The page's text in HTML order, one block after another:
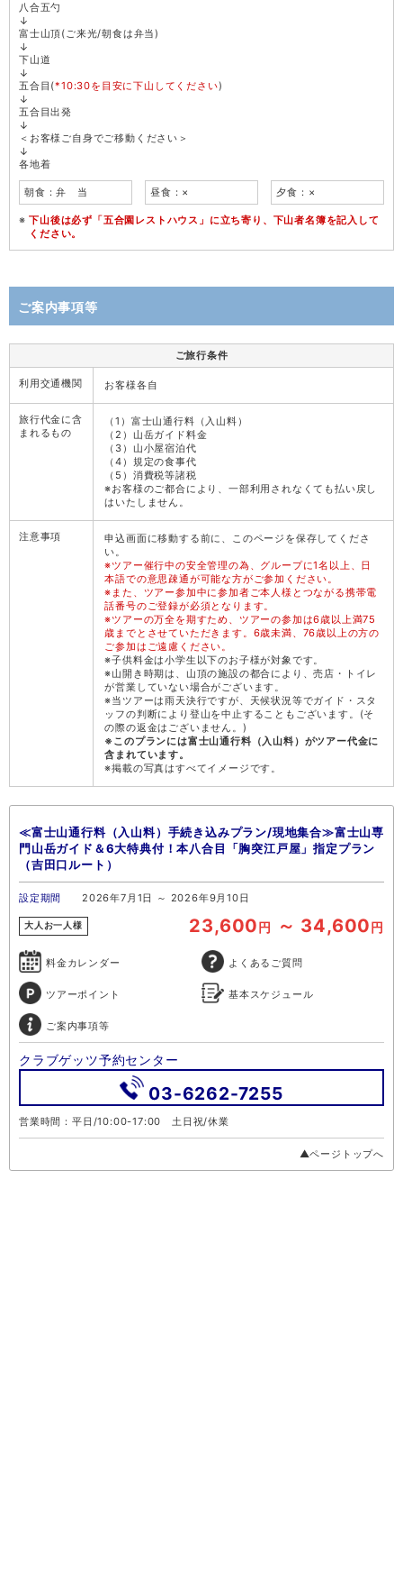
八合五勺
↓
富士山頂(ご来光/朝食は弁当)
↓
下山道
↓
五合目(*10:30を目安に下山してください)
↓
五合目出発
↓
＜お客様ご自身でご移動ください＞
↓
各地着
朝食：弁 当 昼食：× 夕食：×
下山後は必ず「五合園レストハウス」に立ち寄り、下山者名簿を記入して
ください。
ご案内事項等
ご旅行条件
利用交通機関 お客様各自
旅行代金に含
まれるもの
（1）富士山通行料（入山料）
（2）山岳ガイド料金
（3）山小屋宿泊代
（4）規定の食事代
（5）消費税等諸税
※お客様のご都合により、一部利用されなくても払い戻し
はいたしません。
注意事項
申込画面に移動する前に、このページを保存してくださ
い。
※ツアー催行中の安全管理の為、グループに1名以上、日
本語での意思疎通が可能な方がご参加ください。
※また、ツアー参加中に参加者ご本人様とつながる携帯電
話番号のご登録が必須となります。
※ツアーの万全を期すため、ツアーの参加は6歳以上満75
歳までとさせていただきます。6歳未満、76歳以上の方の
ご参加はご遠慮ください。
※子供料金は小学生以下のお子様が対象です。
※山開き時期は、山頂の施設の都合により、売店・トイレ
が営業していない場合がございます。
※当ツアーは雨天決行ですが、天候状況等でガイド・スタ
ッフの判断により登山を中止することもございます。(そ
の際の返金はございません。)
※このプランには富士山通行料（入山料）がツアー代金に
含まれています。
※掲載の写真はすべてイメージです。
≪富士山通行料（入山料）手続き込みプラン/現地集合≫富士山専
門山岳ガイド＆6大特典付！本八合目「胸突江戸屋」指定プラン
（吉田口ルート）
設定期間 2026年7月1日 ～ 2026年9月10日
大人お一人様 23,600円 ～ 34,600円
料金カレンダー よくあるご質問
ツアーポイント 基本スケジュール
ご案内事項等
クラブゲッツ予約センター
03-6262-7255
営業時間：平日/10:00-17:00 土日祝/休業
▲ページトップへ